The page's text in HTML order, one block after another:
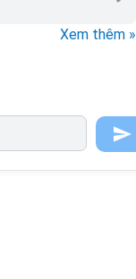
Xem thêm »